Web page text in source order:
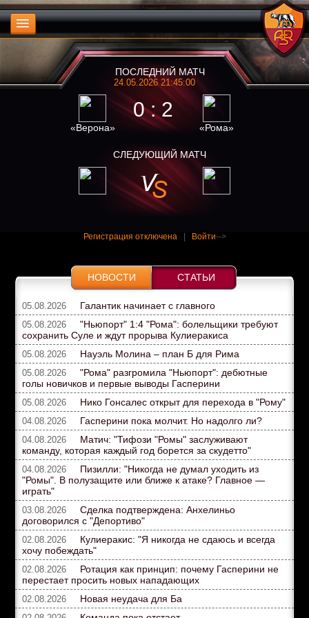
ПОСЛЕДНИЙ МАТЧ
24.05.2026 21:45:00
«Верона» «Рома»
0 : 2
СЛЕДУЮЩИЙ МАТЧ
Регистрация отключена| Войти-->
НОВОСТИ СТАТЬИ
05.08.2026 Галантик начинает с главного
05.08.2026"Ньюпорт" 1:4 "Рома": болельщики требуют
сохранить Суле и ждут прорыва Кулиеракиса
05.08.2026 Науэль Молина – план Б для Рима
05.08.2026"Рома" разгромила "Ньюпорт": дебютные
голы новичков и первые выводы Гасперини
05.08.2026 Нико Гонсалес открыт для перехода в "Рому"
04.08.2026 Гасперини пока молчит. Но надолго ли?
04.08.2026 Матич: "Тифози "Ромы" заслуживают
команду, которая каждый год борется за скудетто"
04.08.2026 Пизилли: "Никогда не думал уходить из
"Ромы". В полузащите или ближе к атаке? Главное —
играть"
03.08.2026Сделка подтверждена: Анхелиньо
договорился с "Депортиво"
02.08.2026 Кулиеракис: "Я никогда не сдаюсь и всегда
хочу побеждать"
02.08.2026 Ротация как принцип: почему Гасперини не
перестает просить новых нападающих
02.08.2026 Новая неудача для Ба